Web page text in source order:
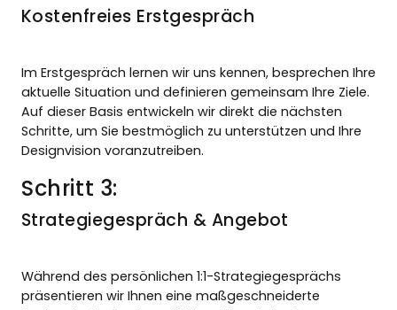
Kostenfreies Erstgespräch
Im Erstgespräch lernen wir uns kennen, besprechen Ihre
aktuelle Situation und definieren gemeinsam Ihre Ziele.
Auf dieser Basis entwickeln wir direkt die nächsten
Schritte, um Sie bestmöglich zu unterstützen und Ihre
Designvision voranzutreiben.
Schritt 3:
Strategiegespräch & Angebot
Während des persönlichen 1:1-Strategiegesprächs
präsentieren wir Ihnen eine maßgeschneiderte